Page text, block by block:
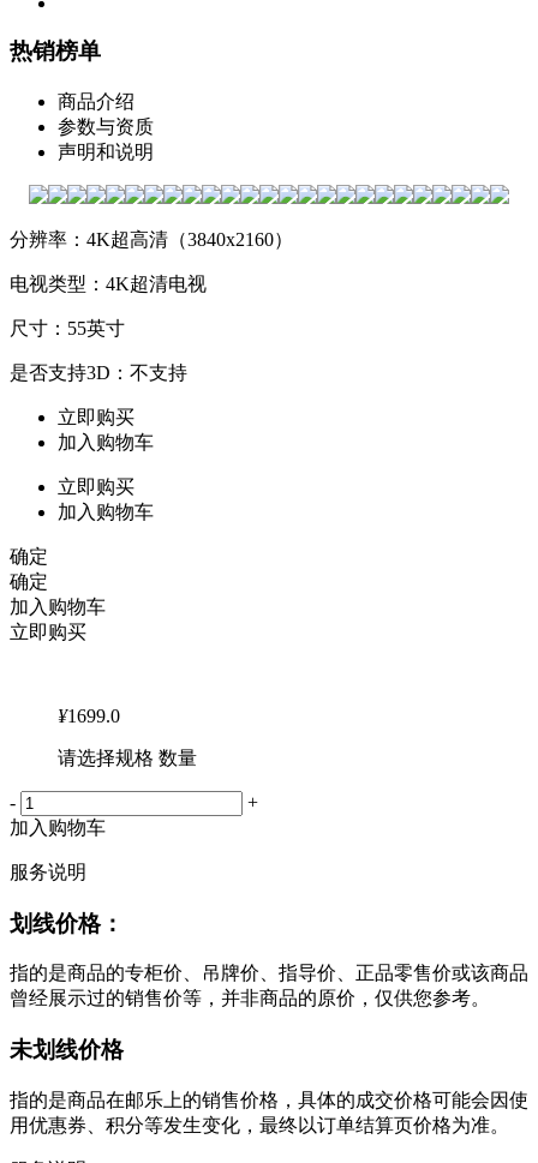
热销榜单
商品介绍
参数与资质
声明和说明
分辨率：4K超高清（3840x2160）
电视类型：4K超清电视
尺寸：55英寸
是否支持3D：不支持
立即购买
加入购物车
立即购买
加入购物车
确定
确定
加入购物车
立即购买
¥1699.0
请选择规格 数量
-
+
加入购物车
服务说明
划线价格：
指的是商品的专柜价、吊牌价、指导价、正品零售价或该商品
曾经展示过的销售价等，并非商品的原价，仅供您参考。
未划线价格
指的是商品在邮乐上的销售价格，具体的成交价格可能会因使
用优惠券、积分等发生变化，最终以订单结算页价格为准。